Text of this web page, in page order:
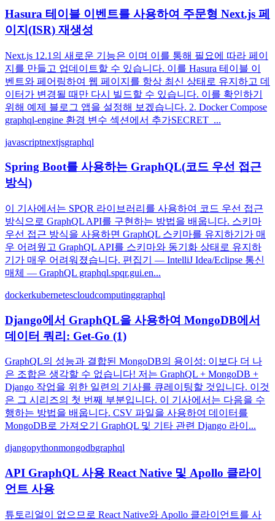
Hasura 테이블 이벤트를 사용하여 주문형 Next.js 페
이지(ISR) 재생성
Next.js 12.1의 새로운 기능은 이며 이를 통해 필요에 따라 페이
지를 만들고 업데이트할 수 있습니다. 이를 Hasura 테이블 이
벤트와 페어링하여 웹 페이지를 항상 최신 상태로 유지하고 데
이터가 변경될 때만 다시 빌드할 수 있습니다. 이를 확인하기
위해 예제 블로그 앱을 설정해 보겠습니다. 2. Docker Compose
graphql-engine 환경 변수 섹션에서 추가SECRET_...
javascriptnextjsgraphql
Spring Boot를 사용하는 GraphQL(코드 우선 접근
방식)
이 기사에서는 SPQR 라이브러리를 사용하여 코드 우선 접근
방식으로 GraphQL API를 구현하는 방법을 배웁니다. 스키마
우선 접근 방식을 사용하면 GraphQL 스키마를 유지하기가 매
우 어려웠고 GraphQL API를 스키마와 동기화 상태로 유지하
기가 매우 어려워졌습니다. 편집기 — IntelliJ Idea/Eclipse 통신
매체 — GraphQL graphql.spqr.gui.en...
dockerkubernetescloudcomputinggraphql
Django에서 GraphQL을 사용하여 MongoDB에서
데이터 쿼리: Get-Go (1)
GraphQL의 성능과 결합된 MongoDB의 용이성: 이보다 더 나
은 조합은 생각할 수 없습니다! 저는 GraphQL + MongoDB +
Django 작업을 위한 일련의 기사를 큐레이팅할 것입니다. 이것
은 그 시리즈의 첫 번째 부분입니다. 이 기사에서는 다음을 수
행하는 방법을 배웁니다. CSV 파일을 사용하여 데이터를
MongoDB로 가져오기 GraphQL 및 기타 관련 Django 라이...
djangopythonmongodbgraphql
API GraphQL 사용 React Native 및 Apollo 클라이
언트 사용
튜토리얼이 없으므로 React Native와 Apollo 클라이언트를 사